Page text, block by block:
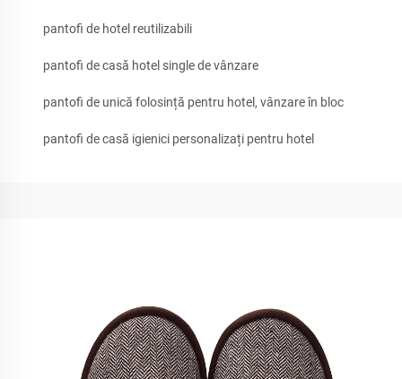
pantofi de hotel reutilizabili
pantofi de casă hotel single de vânzare
pantofi de unică folosință pentru hotel, vânzare în bloc
pantofi de casă igienici personalizați pentru hotel